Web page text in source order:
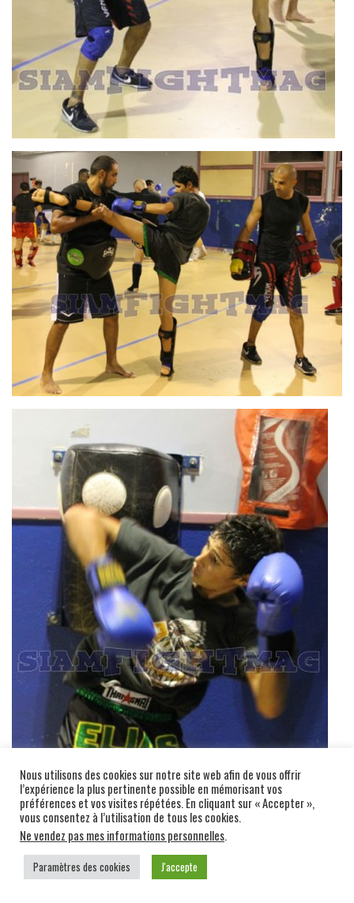
Nous utilisons des cookies sur notre site web afin de vous offrir
l’expérience la plus pertinente possible en mémorisant vos
préférences et vos visites répétées. En cliquant sur « Accepter »,
vous consentez à l’utilisation de tous les cookies.
Ne vendez pas mes informations personnelles.
Paramètres des cookies J'accepte